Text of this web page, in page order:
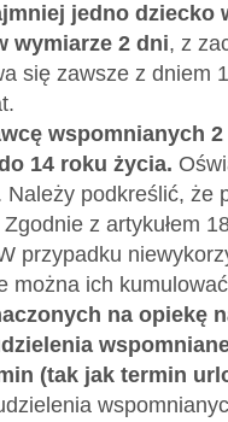
jedno dziecko
wymiarze 2 dni, z
się zawsze z dniem
wspomnianych
14 roku życia.
podkreślić, że
z artykułem
przypadku
można ich
na opiekę
(tak jak termin